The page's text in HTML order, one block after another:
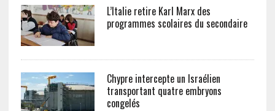
L’Italie retire Karl Marx des
programmes scolaires du secondaire
Chypre intercepte un Israélien
transportant quatre embryons
congelés